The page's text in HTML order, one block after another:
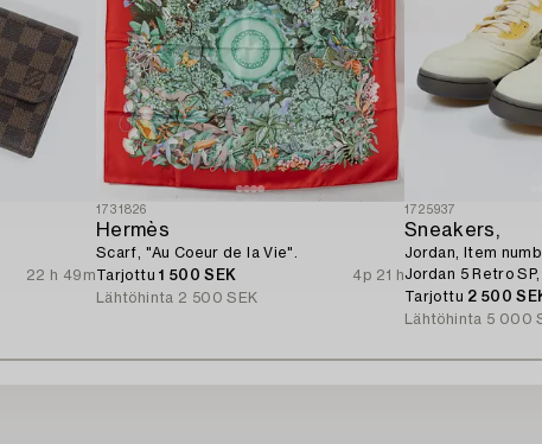
22 h 49m
1731826
Hermès
Scarf, "Au Coeur de la Vie".
Tarjottu1 500 SEK
4p 21 h
Lähtöhinta 2 500 SEK
1725937
Sneakers,
Jordan, Item
Jordan 5 Retro
Tarjottu 2 500
Lähtöhinta 5 000